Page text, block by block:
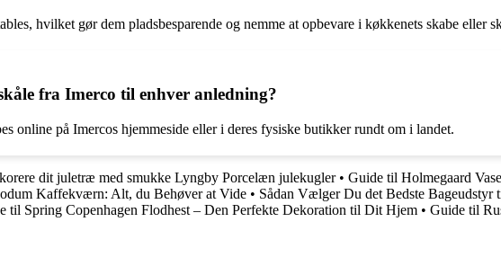
hvilket gør dem pladsbesparende og nemme at opbevare i køkkenets skabe eller
fra Imerco til enhver anledning?
online på Imercos hjemmeside eller i deres fysiske butikker rundt om i landet.
dit juletræ med smukke Lyngby Porcelæn julekugler• Guide til Holmegaard
Kaffekværn: Alt, du Behøver at Vide • Sådan Vælger Du det Bedste
til Spring Copenhagen Flodhest – Den Perfekte Dekoration til Dit Hjem • Guide til